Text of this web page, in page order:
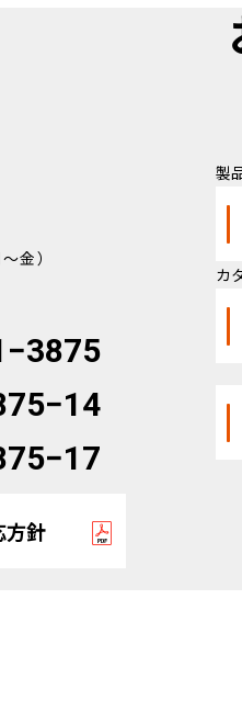
金）
方針
製
カ